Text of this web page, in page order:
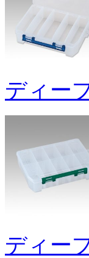
ディー
ディー